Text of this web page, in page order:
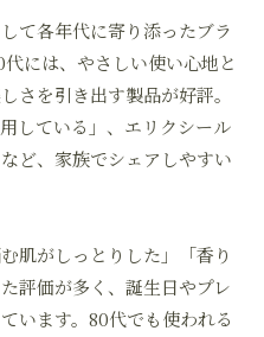
て各年代に寄り添ったブラ
には、やさしい使い心地と
さを引き出す製品が好評。
している」、エリクシール
ど、 家族でシェアしやすい
肌がしっとりした」「香り
評価が多く、 誕生日やプレ
います。80代でも使われる